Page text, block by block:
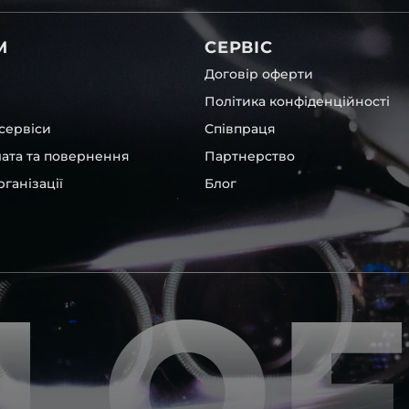
та унікальні.
офісі та оптовому
– на всіх
– для швидкої
будь-які
і пару чи комплект.
перевіряють та
та повернення
СЕРВІС
Договір оферти
Політика конфіденційності
Співпраця
Партнерство
Блог